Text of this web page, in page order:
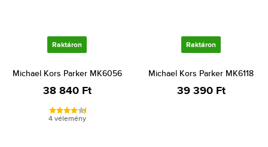
Raktáron
Michael Kors Parker MK6056
38 840 Ft
4 vélemény
Raktáron
Michael Kors Parker MK6118
39 390 Ft